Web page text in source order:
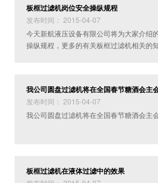
板框过滤机岗位安全操纵规程
发布时间： 2015-04-07
今天新航液压设备有限公司将为大家介绍
操纵规程，更多的有关板框过滤机相关的
我公司圆盘过滤机将在全国春节糖酒会主
发布时间： 2015-04-07
我公司圆盘过滤机将在全国春节糖酒会主
板框过滤机在液体过滤中的效果